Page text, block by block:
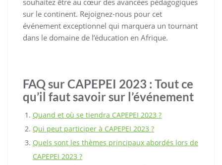
souhaitez être au cœur des avancées pédagogiques
sur le continent. Rejoignez-nous pour cet
événement exceptionnel qui marquera un tournant
dans le domaine de l’éducation en Afrique.
FAQ sur CAPEPEI 2023 : Tout ce
qu’il faut savoir sur l’événement
Quand et où se tiendra CAPEPEI 2023 ?
Qui peut participer à CAPEPEI 2023 ?
Quels sont les thèmes principaux abordés lors de
CAPEPEI 2023 ?